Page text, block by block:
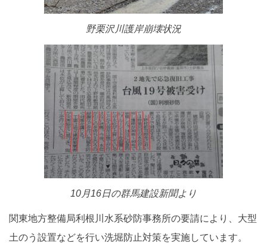
野栗沢川護岸崩壊状況
10月16日の群馬建設新聞より
関東地方整備局利根川水系砂防事務所の要請により、大型
土のう設置などを行い洗堀防止対策を実施しています。